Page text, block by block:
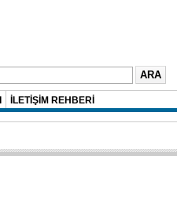
İLETİŞİM REHBERİ